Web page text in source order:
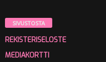
SIVUSTOSTA
REKISTERISELOSTE
MEDIAKORTTI